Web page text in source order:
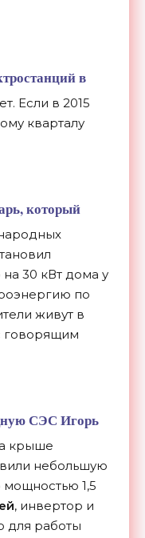
в
Если в 2015
кварталу
который
30 кВт дома у
по
живут в
говорящим
СЭС ​​Игорь
крыше
небольшую
1,5
, инвертор и
для работы